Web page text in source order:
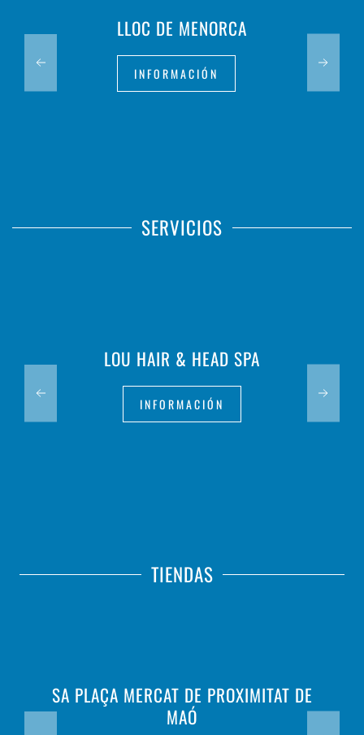
LLOC DE MENORCA
INFORMACIÓN
SERVICIOS
LOU HAIR & HEAD SPA
INFORMACIÓN
TIENDAS
SA PLAÇA MERCAT DE PROXIMITAT DE
MAÓ